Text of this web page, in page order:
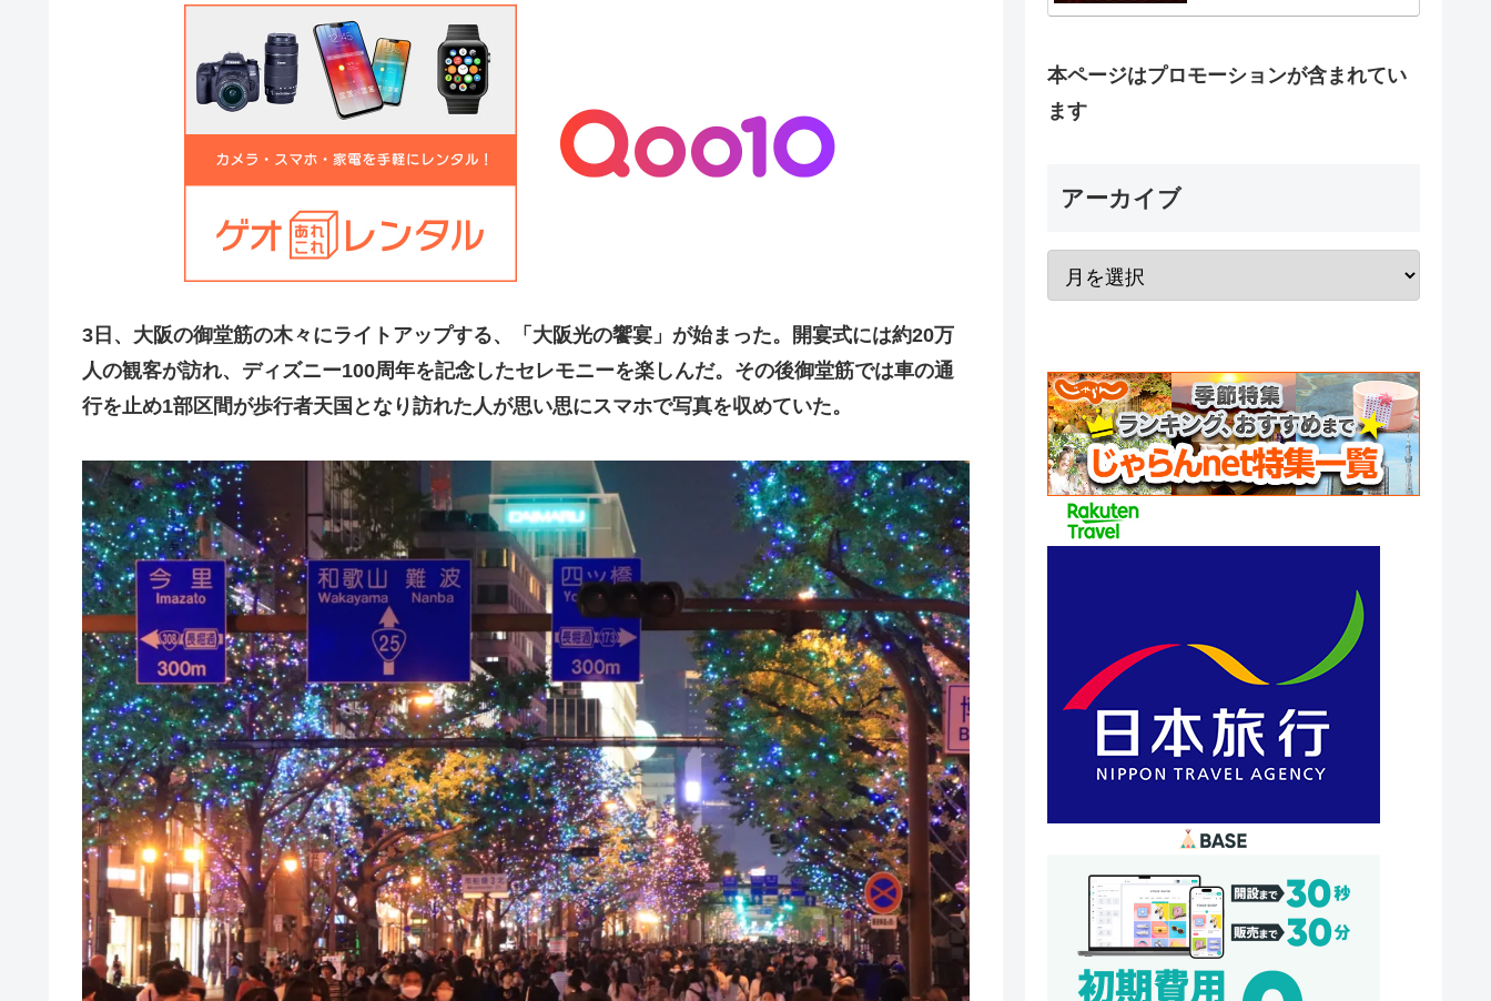
3日、大阪の御堂筋の木々にライトアップする、「大阪光の饗宴」が始まった。開宴式には約20万
人の観客が訪れ、ディズニー100周年を記念したセレモニーを楽しんだ。その後御堂筋では車の通
行を止め1部区間が歩行者天国となり訪れた人が思い思にスマホで写真を収めていた。
本ページはプロモーションが含まれてい
ます
アーカイブ